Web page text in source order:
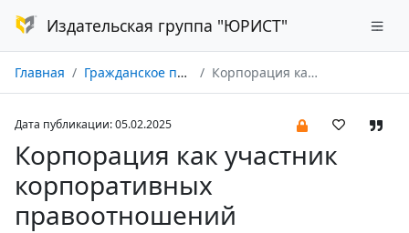
Издательская группа "ЮРИСТ"
Главная Гражданское право № 01/2025 Корпорация как участник корпоративных правоотношений
Дата публикации: 05.02.2025
Корпорация как участник
корпоративных
правоотношений